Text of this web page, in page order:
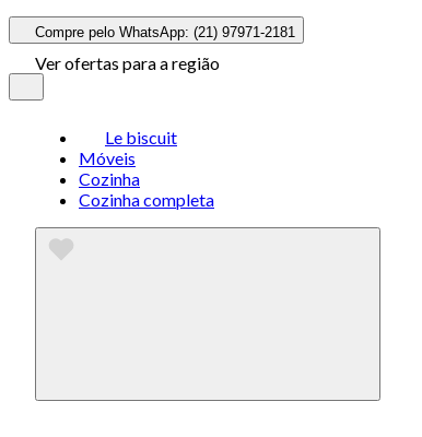
Compre pelo WhatsApp: (21) 97971-2181
Ver ofertas para a região
Le biscuit
Móveis
Cozinha
Cozinha completa